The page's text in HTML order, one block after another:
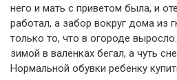
него и мать с приветом была, и
работал, а забор вокруг дома из
только то, что в огороде
зимой в валенках бегал, а чуть
Нормальной обувки ребенку